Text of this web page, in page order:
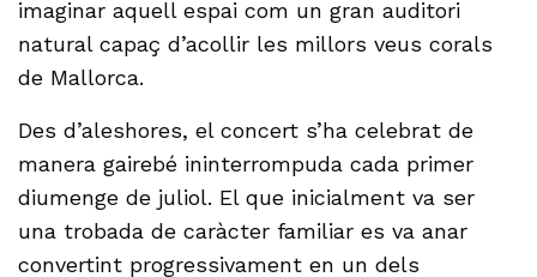
imaginar aquell espai com un gran auditori
natural capaç d’acollir les millors veus corals
de Mallorca.
Des d’aleshores, el concert s’ha celebrat de
manera gairebé ininterrompuda cada primer
diumenge de juliol. El que inicialment va ser
una trobada de caràcter familiar es va anar
convertint progressivament en un dels